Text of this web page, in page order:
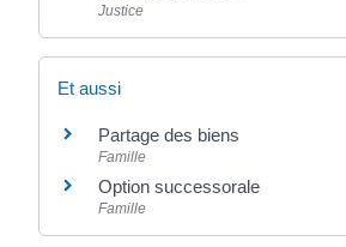
Justice
Et aussi
Partage des biens
Famille
Option successorale
Famille